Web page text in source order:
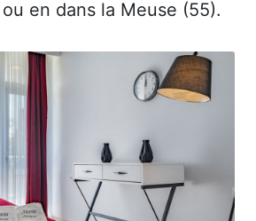
en dans la Meuse (55).